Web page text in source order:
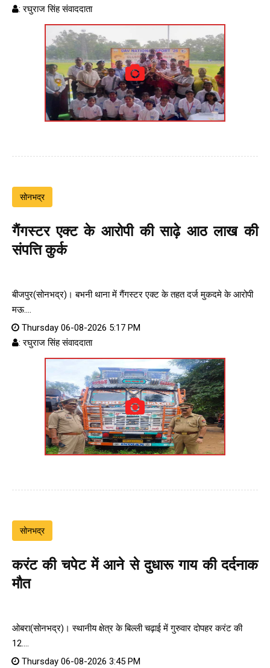
: रघुराज सिंह संवाददाता
सोनभद्र
गैंगस्टर एक्ट के आरोपी की साढ़े आठ लाख की
संपत्ति कुर्क
बीजपुर(सोनभद्र)। बभनी थाना में गैंगस्टर एक्ट के तहत दर्ज मुकदमे के आरोपी
मऊ....
Thursday 06-08-2026 5:17 PM
: रघुराज सिंह संवाददाता
सोनभद्र
करंट की चपेट में आने से दुधारू गाय की दर्दनाक
मौत
ओबरा(सोनभद्र)। स्थानीय क्षेत्र के बिल्ली चढ़ाई में गुरुवार दोपहर करंट की
12....
Thursday 06-08-2026 3:45 PM